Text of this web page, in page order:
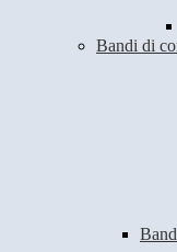
Bandi di